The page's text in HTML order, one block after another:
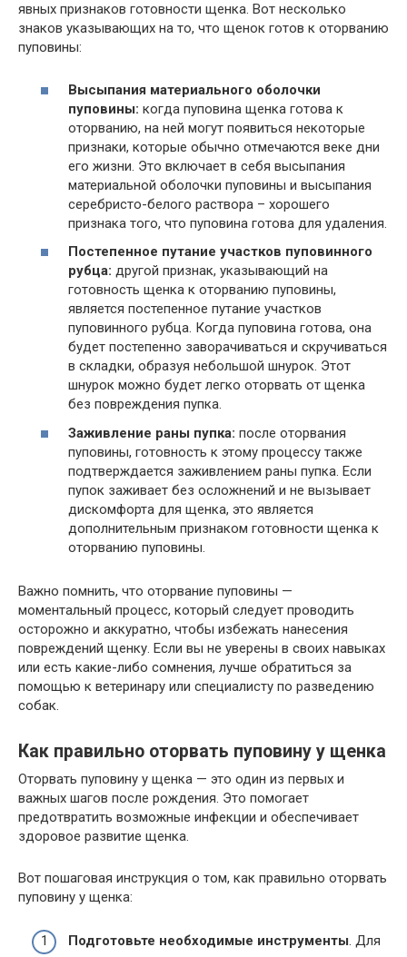
явных признаков готовности щенка. Вот несколько
знаков указывающих на то, что щенок готов к оторванию
пуповины:
Высыпания материального оболочки
пуповины: когда пуповина щенка готова к
оторванию, на ней могут появиться некоторые
признаки, которые обычно отмечаются веке дни
его жизни. Это включает в себя высыпания
материальной оболочки пуповины и высыпания
серебристо-белого раствора – хорошего
признака того, что пуповина готова для удаления.
Постепенное путание участков пуповинного
рубца: другой признак, указывающий на
готовность щенка к оторванию пуповины,
является постепенное путание участков
пуповинного рубца. Когда пуповина готова, она
будет постепенно заворачиваться и скручиваться
в складки, образуя небольшой шнурок. Этот
шнурок можно будет легко оторвать от щенка
без повреждения пупка.
Заживление раны пупка: после оторвания
пуповины, готовность к этому процессу также
подтверждается заживлением раны пупка. Если
пупок заживает без осложнений и не вызывает
дискомфорта для щенка, это является
дополнительным признаком готовности щенка к
оторванию пуповины.
Важно помнить, что оторвание пуповины —
моментальный процесс, который следует проводить
осторожно и аккуратно, чтобы избежать нанесения
повреждений щенку. Если вы не уверены в своих навыках
или есть какие-либо сомнения, лучше обратиться за
помощью к ветеринару или специалисту по разведению
собак.
Как правильно оторвать пуповину у щенка
Оторвать пуповину у щенка — это один из первых и
важных шагов после рождения. Это помогает
предотвратить возможные инфекции и обеспечивает
здоровое развитие щенка.
Вот пошаговая инструкция о том, как правильно оторвать
пуповину у щенка:
Подготовьте необходимые инструменты. Для